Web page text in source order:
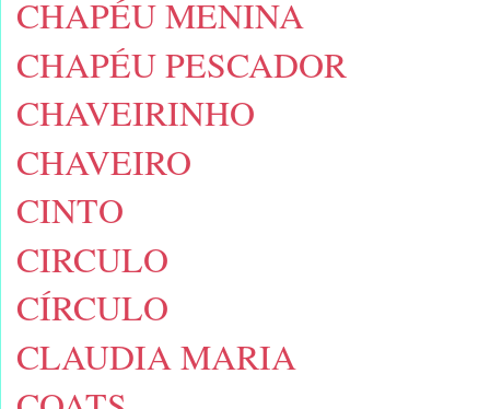
CHAPÉU MENINA
CHAPÉU PESCADOR
CHAVEIRINHO
CHAVEIRO
CINTO
CIRCULO
CÍRCULO
CLAUDIA MARIA